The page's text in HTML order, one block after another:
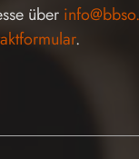
über
.